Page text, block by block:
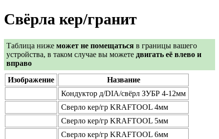
Свёрла кер/гранит
Таблица ниже может не помещаться в границы вашего
устройства, в таком случае вы можете двигать её влево и
вправо
Изображение
Название
Кондуктор д/DIA/свёрл ЗУБР 4-12мм
Сверло кер/гр KRAFTOOL 4мм
Сверло кер/гр KRAFTOOL 5мм
Сверло кер/гр KRAFTOOL 6мм